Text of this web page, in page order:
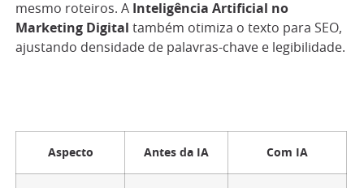
mesmo roteiros. A
Inteligência Artificial no
Marketing Digital
também otimiza o texto para SEO,
ajustando densidade de palavras-chave e legibilidade.
Aspecto Antes da IA Com IA